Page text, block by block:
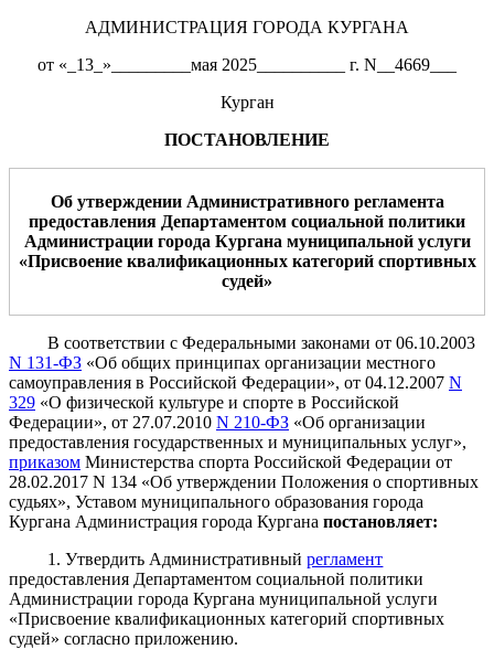
АДМИНИСТРАЦИЯ ГОРОДА КУРГАНА
от «_13_»_________мая 2025__________ г. N__4669___
Курган
ПОСТАНОВЛЕНИЕ
Об утверждении Административного регламента
предоставления Департаментом социальной политики
Администрации города Кургана муниципальной услуги
«Присвоение квалификационных категорий спортивных
судей»
В соответствии с Федеральными законами от 06.10.2003
N 131-ФЗ «Об общих принципах организации местного
самоуправления в Российской Федерации», от 04.12.2007 N
329 «О физической культуре и спорте в Российской
Федерации», от 27.07.2010 N 210-ФЗ «Об организации
предоставления государственных и муниципальных услуг»,
приказом Министерства спорта Российской Федерации от
28.02.2017 N 134 «Об утверждении Положения о спортивных
судьях», Уставом муниципального образования города
Кургана Администрация города Кургана постановляет:
1. Утвердить Административныйрегламент
предоставления Департаментом социальной политики
Администрации города Кургана муниципальной услуги
«Присвоение квалификационных категорий спортивных
судей» согласно приложению.